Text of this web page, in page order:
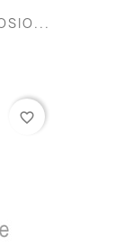
favorite_border